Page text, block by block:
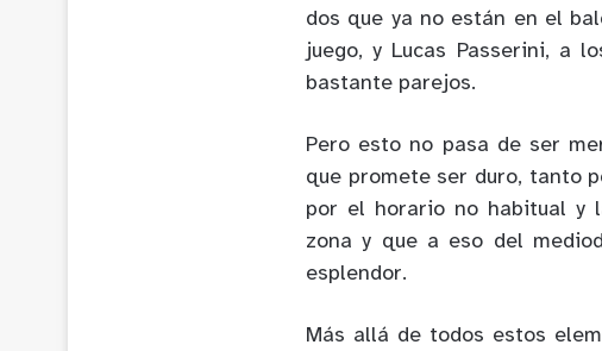
dos que ya no están en el
juego, y Lucas Passerini, a
bastante parejos.
Pero esto no pasa de ser
que promete ser duro, tanto
por el horario no habitual y
zona y que a eso del
esplendor.
Más allá de todos estos